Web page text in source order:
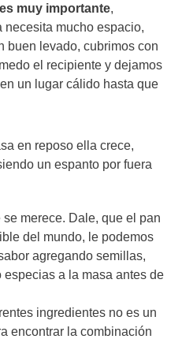
muy importante,
necesita mucho espacio,
buen levado, cubrimos con
el recipiente y dejamos
un lugar cálido hasta que
en reposo ella crece,
un espanto por fuera
se merece. Dale, que el pan
del mundo, le podemos
agregando semillas,
especias a la masa antes de
ingredientes no es un
encontrar la combinación